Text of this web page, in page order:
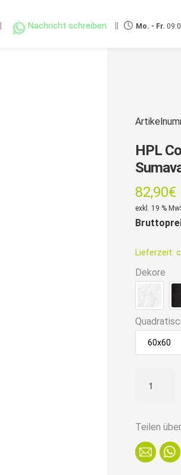
Nachricht schreiben Mo. - Fr.
HPL
82,90€
exkl. 19 %
Lieferzeit:
Dekore
60x60
Compact
|
Eiche
Teilen über